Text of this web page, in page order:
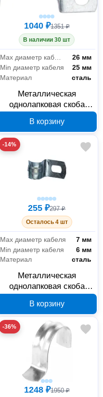
1040 ₽1351 ₽
В наличии 30 шт
Max диаметр кабеля
26 мм
Min диаметр кабеля
25 мм
Материал
сталь
Металлическая
однолапковая скоба
мм с отверстием 6.5 мм
PR08.4860
В корзину
-14%
255 ₽297 ₽
Осталось 4 шт
Max диаметр кабеля
7 мм
Min диаметр кабеля
6 мм
Материал
сталь
Металлическая
однолапковая скоба
PR08.2528
В корзину
-36%
1248 ₽1950 ₽